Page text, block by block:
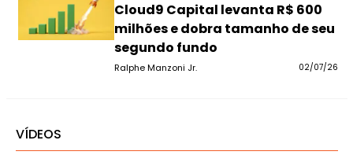
Cloud9 Capital levanta R$ 600
milhões e dobra tamanho de seu
segundo fundo
Ralphe Manzoni Jr. 02/07/26
VÍDEOS